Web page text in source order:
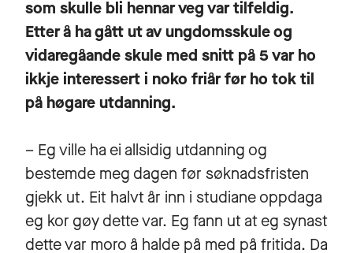
som skulle bli hennar veg var tilfeldig.
Etter å ha gått ut av ungdomsskule og
vidaregåande skule med snitt på 5 var ho
ikkje interessert i noko friår før ho tok til
på høgare utdanning.
– Eg ville ha ei allsidig utdanning og
bestemde meg dagen før søknadsfristen
gjekk ut. Eit halvt år inn i studiane oppdaga
eg kor gøy dette var. Eg fann ut at eg synast
dette var moro å halde på med på fritida. Da